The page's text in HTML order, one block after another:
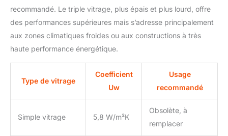
recommandé. Le triple vitrage, plus épais et plus lourd, offre
des performances supérieures mais s’adresse principalement
aux zones climatiques froides ou aux constructions à très
haute performance énergétique.
Type de vitrage
Coefficient
Uw
Usage
recommandé
Simple vitrage 5,8 W/m²K
Obsolète, à
remplacer